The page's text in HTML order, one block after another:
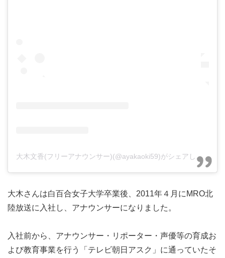
大木文香(フリーアナウンサー)(@ayakaoki59)がシェアした投稿
大木さんは白百合女子大学卒業後、2011年４月にMRO北
陸放送に入社し、アナウンサーになりました。
入社前から、アナウンサー・リポーター・声優等の育成お
よび教育事業を行う「テレビ朝日アスク」に通っていたそ